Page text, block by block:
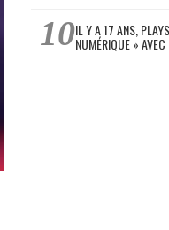
IL Y A 17 ANS,
NUMÉRIQUE »